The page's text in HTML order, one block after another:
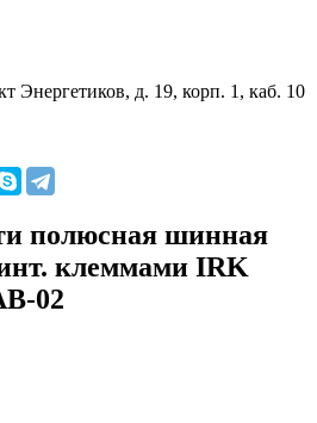
Энергетиков, д. 19, корп. 1, каб. 10
полюсная шинная
клеммами IRK
02